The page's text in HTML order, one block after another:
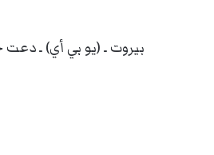
بيروت ـ (يو بي أي) ـ دعت